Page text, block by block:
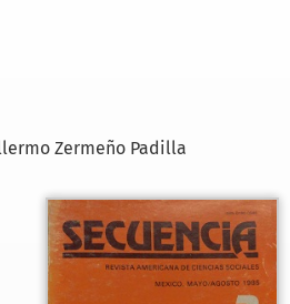
Zermeño Padilla